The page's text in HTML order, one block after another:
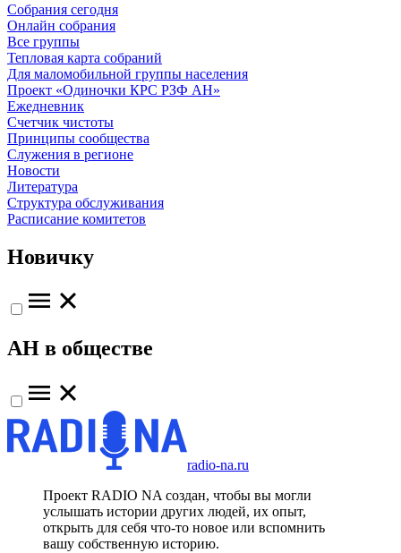
Собрания сегодня
Онлайн собрания
Все группы
Тепловая карта собраний
Для маломобильной группы населения
Проект «Одиночки КРС РЗФ АН»
Ежедневник
Счетчик чистоты
Принципы сообщества
Служения в регионе
Новости
Литература
Структура обслуживания
Расписание комитетов
Новичку
АН в обществе
radio-na.ru
Проект RADIO NA создан, чтобы вы могли
услышать истории других людей, их опыт,
открыть для себя что-то новое или вспомнить
вашу собственную историю.